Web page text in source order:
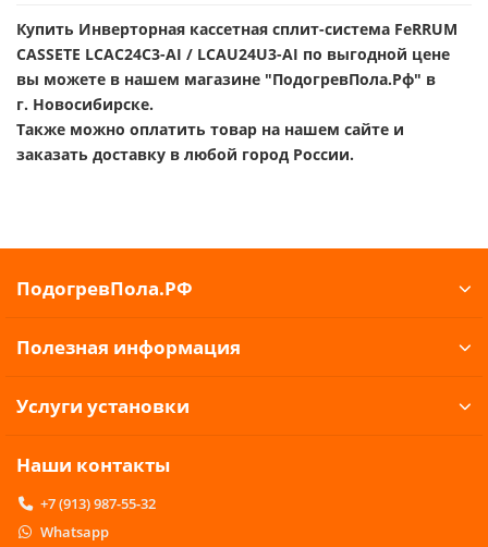
Купить Инверторная кассетная сплит-система FeRRUM
CASSETE LCAC24C3-AI / LCAU24U3-AI по выгодной цене
вы можете в нашем магазине "ПодогревПола.Рф" в
г. Новосибирске.
Также можно оплатить товар на нашем сайте и
заказать доставку в любой город России.
ПодогревПола.РФ
Полезная информация
Услуги установки
Наши контакты
+7 (913) 987-55-32
Whatsapp